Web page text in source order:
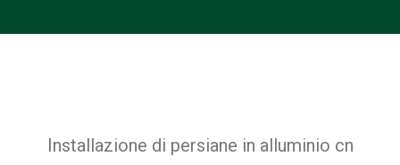
Installazione di persiane in alluminio cn